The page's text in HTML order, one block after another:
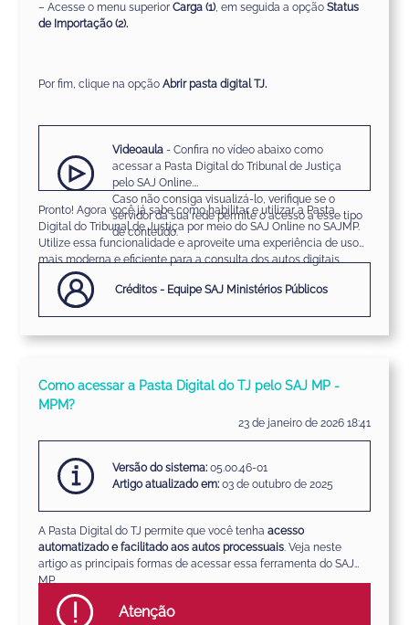
– Acesse o menu superiorCarga (1), em seguida a opção Status
de Importação (2).
Por fim, clique na opçãoAbrir pasta digital TJ.
Videoaula - Confira no vídeo abaixo como
acessar a Pasta Digital do Tribunal de Justiça
pelo SAJ Online.
Caso não consiga visualizá-lo, verifique se o
servidor da sua rede permite o acesso a esse tipo
de conteúdo.
Pronto! Agora você já sabe como habilitar e utilizar a Pasta
Digital do Tribunal de Justiça por meio do SAJ Online no SAJMP.
Utilize essa funcionalidade e aproveite uma experiência de uso
mais moderna e eficiente para a consulta dos autos digitais.
Créditos - Equipe SAJ Ministérios Públicos
Como acessar a Pasta Digital do TJ pelo SAJ MP -
MPM?
23 de janeiro de 2026 18:41
Versão do sistema: 05.00.46-01
Artigo atualizado em: 03 de outubro de 2025
A Pasta Digital do TJ permite que você tenhaacesso
automatizado e facilitado aos autos processuais. Veja neste
artigo as principais formas de acessar essa ferramenta do SAJ
MP.
Atenção